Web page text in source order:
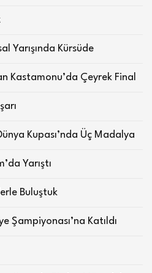
Yarışında Kürsüde
Kastamonu’da Çeyrek Final
Kupası’nda Üç Madalya
Yarıştı
Buluştuk
Şampiyonası’na Katıldı